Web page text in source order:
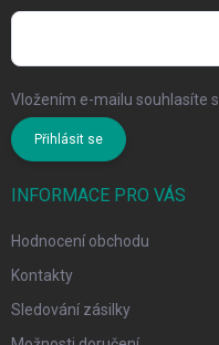
Vložením e-mailu souhlasíte s
Přihlásit se
INFORMACE PRO VÁS
Hodnocení obchodu
Kontakty
Sledování zásilky